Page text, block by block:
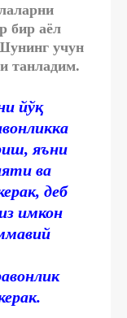
бир аёл
учун
танладим.
йўқ
яъни
ва
деб
имкон